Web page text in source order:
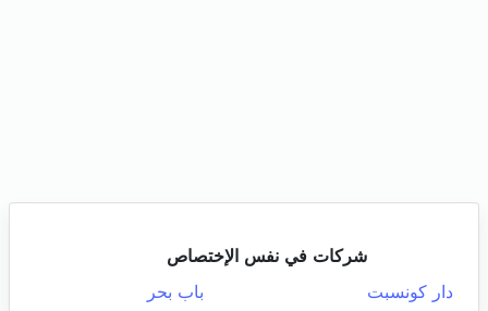
شركات في نفس الإختصاص
دار كونسبت
باب بحر